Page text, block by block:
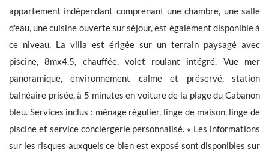
appartement indépendant comprenant une chambre, une salle
d'eau, une cuisine ouverte sur séjour, est également disponible à
ce niveau. La villa est érigée sur un terrain paysagé avec
piscine, 8mx4.5, chauffée, volet roulant intégré. Vue mer
panoramique, environnement calme et préservé, station
balnéaire prisée, à 5 minutes en voiture de la plage du Cabanon
bleu. Services inclus : ménage régulier, linge de maison, linge de
piscine et service conciergerie personnalisé. « Les informations
sur les risques auxquels ce bien est exposé sont disponibles sur
Les informations recueillies sont nécessaires au traitement de
votre demande par BARNES. Vous pouvez consulter notre Charte
de protection des données en cliquant surce lien. À tout
moment, vous disposez d’un droit d’accès, de modification et de
suppression de vos données.